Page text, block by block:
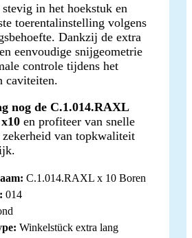
in het hoekstuk en
toerentalinstelling volgens
Dankzij de extra
eenvoudige snijgeometrie
controle tijdens het
caviteiten.
nog de C.1.014.RAXL
en profiteer van snelle
van topkwaliteit
C.1.014.RAXL x 10 Boren
014
Winkelstück extra lang